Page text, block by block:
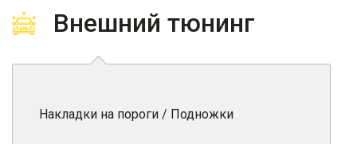
Внешний тюнинг
Накладки на пороги / Подножки